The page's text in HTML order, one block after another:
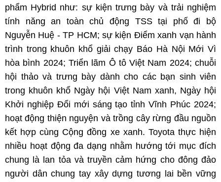
phẩm Hybrid như: sự kiện trưng bày và trải nghiệm
tính năng an toàn chủ động TSS tại phố đi bộ
Nguyễn Huệ - TP HCM; sự kiện Điểm xanh vạn hành
trình trong khuôn khổ giải chạy Báo Hà Nội Mới Vì
hòa bình 2024; Triển lãm Ô tô Việt Nam 2024; chuỗi
hội thảo và trưng bày dành cho các bạn sinh viên
trong khuôn khổ Ngày hội Việt Nam xanh, Ngày hội
Khởi nghiệp Đổi mới sáng tạo tỉnh Vĩnh Phúc 2024;
hoạt động thiện nguyện và trồng cây rừng đầu nguồn
kết hợp cùng Cộng đồng xe xanh. Toyota thực hiện
nhiều hoạt động đa dạng nhằm hướng tới mục đích
chung là lan tỏa và truyền cảm hứng cho đông đảo
người dân chung tay xây dựng tương lai bền vững